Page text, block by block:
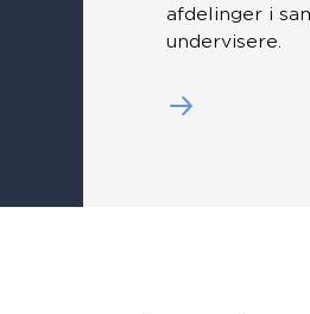
afdelinger i
undervisere.